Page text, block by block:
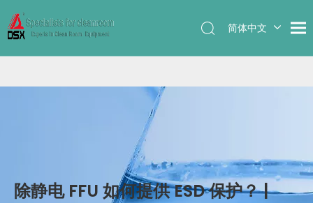
简体中文
除静电 FFU 如何提供 ESD 保护？ |